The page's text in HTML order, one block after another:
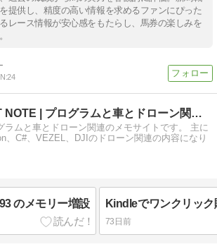
提供し、精度の高い情報を求めるファンにぴった
レース情報が安心感をもたらし、馬券の楽しみを
24
MOT NOTE | プログラムと車とドローン関連のメモ
ラムと車とドローン関連のメモサイトです。 主に
、C#、VEZEL、DJIのドローン関連の内容になり
のメモリー増設
73日前